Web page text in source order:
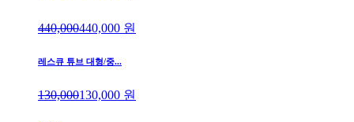
440,000440,000 원
레스큐 튜브 대형/중...
130,000130,000 원